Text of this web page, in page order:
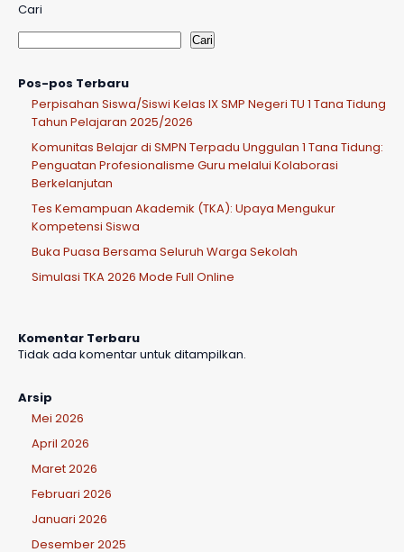
Cari
Cari
Pos-pos Terbaru
Perpisahan Siswa/Siswi Kelas IX SMP Negeri TU 1 Tana Tidung
Tahun Pelajaran 2025/2026
Komunitas Belajar di SMPN Terpadu Unggulan 1 Tana Tidung:
Penguatan Profesionalisme Guru melalui Kolaborasi
Berkelanjutan
Tes Kemampuan Akademik (TKA): Upaya Mengukur
Kompetensi Siswa
Buka Puasa Bersama Seluruh Warga Sekolah
Simulasi TKA 2026 Mode Full Online
Komentar Terbaru
Tidak ada komentar untuk ditampilkan.
Arsip
Mei 2026
April 2026
Maret 2026
Februari 2026
Januari 2026
Desember 2025